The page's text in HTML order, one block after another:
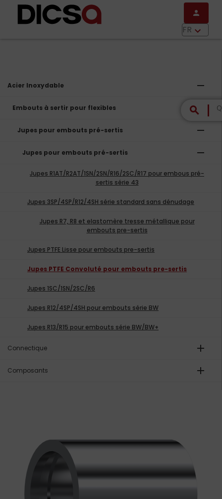
Aller au contenu principal
person
FR keyboard_arrow_down
search
Acier Inoxydable remove
Embouts à sertir pour flexibles remove
Jupes pour embouts pré-sertis remove
Jupes pour embouts pré-sertis remove
Jupes R1AT/R2AT/1SN/2SN/R16/2SC/R17 pour embous pré-
sertis série 43
Jupes 3SP/4SP/R12/4SH série standard sans dénudage
Jupes R7, R8 et elastomère tresse métallique pour
embouts pre-sertis
Jupes PTFE Lisse pour embouts pre-sertis
Jupes PTFE Convoluté pour embouts pre-sertis
Jupes 1SC/1SN/2SC/R6
Jupes R12/4SP/4SH pour embouts série BW
Jupes R13/R15 pour embouts série BW/BW+
Connectique add
Composants add